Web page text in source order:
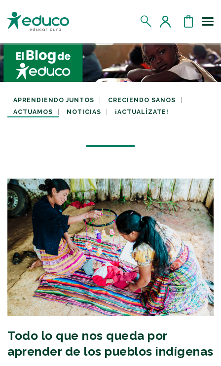
MIS DATOS
MIS APADRINADOS
MIS RETOS SOLIDARIOS
CERRAR SESIÓN
APRENDIENDO JUNTOS
CRECIENDO SANOS
ACTUAMOS
NOTICIAS ¡ACTUALÍZATE!
Todo lo que nos queda por
aprender de los pueblos indígenas